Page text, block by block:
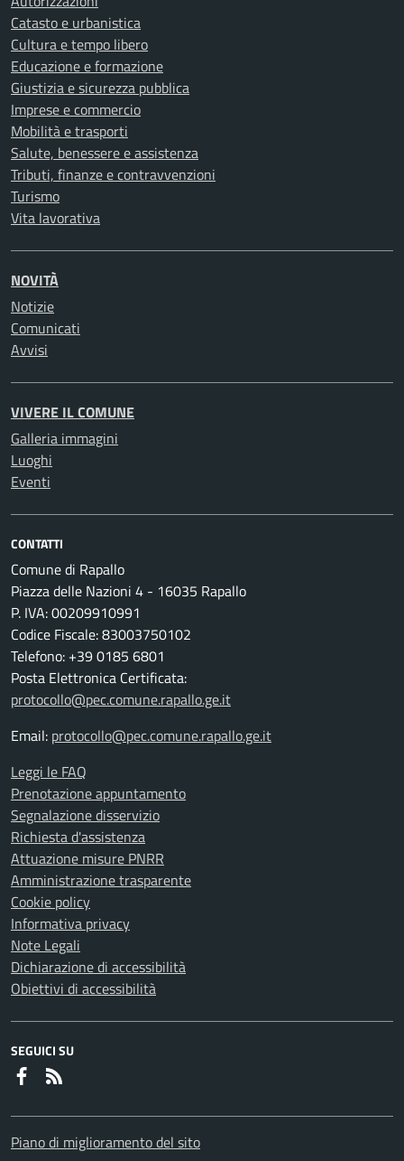
Catasto e urbanistica
Cultura e tempo libero
Educazione e formazione
Giustizia e sicurezza pubblica
Imprese e commercio
Mobilità e trasporti
Salute, benessere e assistenza
Tributi, finanze e contravvenzioni
Turismo
Vita lavorativa
NOVITÀ
Notizie
Comunicati
Avvisi
VIVERE IL COMUNE
Galleria immagini
Luoghi
Eventi
CONTATTI
Comune di Rapallo
Piazza delle Nazioni 4 - 16035 Rapallo
P. IVA: 00209910991
Codice Fiscale: 83003750102
Telefono: +39 0185 6801
Posta Elettronica Certificata:
protocollo@pec.comune.rapallo.ge.it
Email: protocollo@pec.comune.rapallo.ge.it
Leggi le FAQ
Prenotazione appuntamento
Segnalazione disservizio
Richiesta d'assistenza
Attuazione misure PNRR
Amministrazione trasparente
Cookie policy
Informativa privacy
Note Legali
Dichiarazione di accessibilità
Obiettivi di accessibilità
SEGUICI SU
Faceboook
Piano di miglioramento del sito